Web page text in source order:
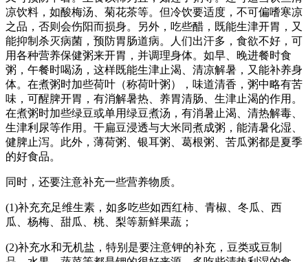
凉饮料，如酸梅汤、菊花茶等。但冷饮要适度，不可偏嗜寒凉
之品，否则会伤阳而损身。另外，吃些醋，既能生津开胃，又
能抑制杀灭病菌，预防胃肠道病。人们出汗多，食欲不好，可
用各种营养保健粥来开胃，并调理身体。如早、晚进餐时食
粥，午餐时喝汤，这样既能生津止渴、清凉解暑，又能补养身
体。在煮粥时加些荷叶（称荷叶粥），味道清香，粥中略有苦
味，可醒脾开胃，有消解暑热、养胃清肠、生津止渴的作用。
在煮粥时加些绿豆或单用绿豆煮汤，有消暑止渴、清热解毒、
生津利尿等作用。干扁豆浸透与大米同煮成粥，能清暑化湿、
健脾止泻。此外，薄荷粥、银耳粥、葛根粥、苦瓜粥都是夏季
的好食品。
同时，还要注意补充一些营养物质。
(1)补充充足维生素，如多吃些如西红柿、青椒、冬瓜、西
瓜、杨梅、甜瓜、桃、梨等新鲜果蔬；
(2)补充水和无机盐，特别是要注意钾的补充，豆类或豆制